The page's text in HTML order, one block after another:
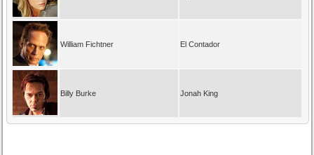
William Fichtner El Contador
Billy Burke Jonah King